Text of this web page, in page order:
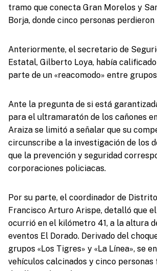
tramo que conecta Gran Morelos y
Borja, donde cinco personas perdieron
Anteriormente, el secretario de
Estatal, Gilberto Loya, había
parte de un «reacomodo» entre
Ante la pregunta de si está
para el ultramaratón de los cañones
Araiza se limitó a señalar que su
circunscribe a la investigación de los
que la prevención y seguridad
corporaciones policiacas.
Por su parte, el coordinador de
Francisco Arturo Arispe, detalló que
ocurrió en el kilómetro 41, a la altura
eventos El Dorado. Derivado del
grupos «Los Tigres» y «La Línea», se
vehículos calcinados y cinco